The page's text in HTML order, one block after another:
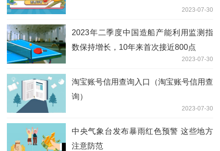
2023-07-30
2023年二季度中国造船产能利用监测指
数保持增长，10年来首次接近800点
2023-07-30
淘宝账号信用查询入口（淘宝账号信用查
询）
2023-07-30
中央气象台发布暴雨红色预警 这些地方
注意防范